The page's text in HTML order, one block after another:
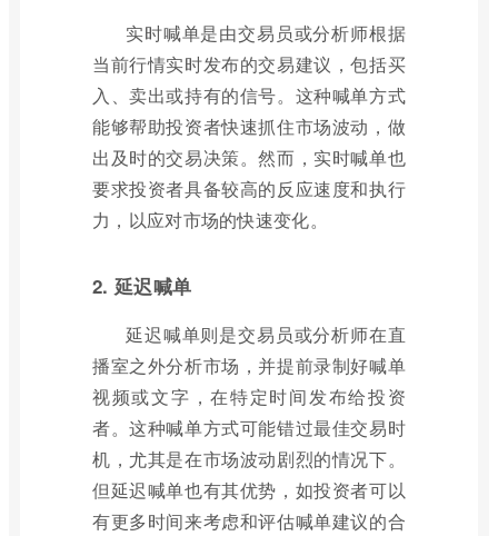
实时喊单是由交易员或分析师根据
当前行情实时发布的交易建议，包括买
入、卖出或持有的信号。这种喊单方式
能够帮助投资者快速抓住市场波动，做
出及时的交易决策。然而，实时喊单也
要求投资者具备较高的反应速度和执行
力，以应对市场的快速变化。
2. 延迟喊单
延迟喊单则是交易员或分析师在直
播室之外分析市场，并提前录制好喊单
视频或文字，在特定时间发布给投资
者。这种喊单方式可能错过最佳交易时
机，尤其是在市场波动剧烈的情况下。
但延迟喊单也有其优势，如投资者可以
有更多时间来考虑和评估喊单建议的合